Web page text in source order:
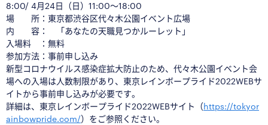
8:00/ 4月24日（日）11:00〜18:00
場 所：東京都渋谷区代々木公園イベント広場
内 容： 「あなたの天職見つかルーレット」
入場料 ：無料
参加方法：事前申し込み
新型コロナウイルス感染症拡大防止のため、代々木公園イベント会
場への入場は人数制限があり、東京レインボープライド2022WEBサ
イトから事前申し込みが必要です。
詳細は、東京レインボープライド2022WEBサイト（https://tokyor
ainbowpride.com/）をご参照ください。